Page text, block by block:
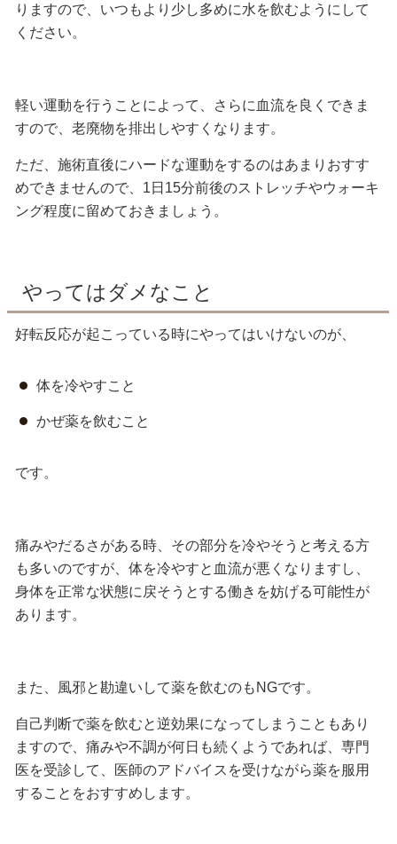
りますので、いつもより少し多めに水を飲むようにして
ください。
軽い運動を行うことによって、さらに血流を良くできま
すので、老廃物を排出しやすくなります。
ただ、施術直後にハードな運動をするのはあまりおすす
めできませんので、1日15分前後のストレッチやウォーキ
ング程度に留めておきましょう。
やってはダメなこと
好転反応が起こっている時にやってはいけないのが、
体を冷やすこと
かぜ薬を飲むこと
です。
痛みやだるさがある時、その部分を冷やそうと考える方
も多いのですが、体を冷やすと血流が悪くなりますし、
身体を正常な状態に戻そうとする働きを妨げる可能性が
あります。
また、風邪と勘違いして薬を飲むのもNGです。
自己判断で薬を飲むと逆効果になってしまうこともあり
ますので、痛みや不調が何日も続くようであれば、専門
医を受診して、医師のアドバイスを受けながら薬を服用
することをおすすめします。